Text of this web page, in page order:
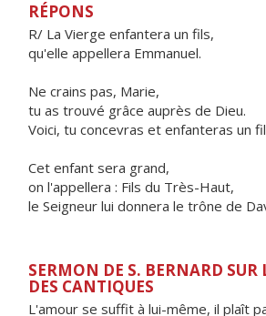
RÉPONS
R/ La Vierge enfantera un fils,
qu'elle appellera Emmanuel.
Ne crains pas, Marie,
tu as trouvé grâce auprès de Dieu.
Voici, tu concevras et enfanteras un
Cet enfant sera grand,
on l'appellera : Fils du Très-Haut,
le Seigneur lui donnera le trône de
SERMON DE S. BERNARD SUR
DES CANTIQUES
L'amour se suffit à lui-même, il plaît